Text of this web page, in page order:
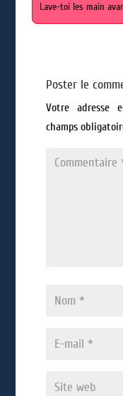
Lave-toi les main
Poster le
Votre adresse
champs